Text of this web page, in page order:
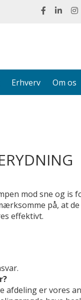
Erhverv Om os
mod sne og is
på, at
effektivt.
afdeling er vores